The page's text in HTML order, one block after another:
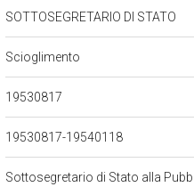
SOTTOSEGRETARIO DI STATO
Scioglimento
19530817
19530817-19540118
Sottosegretario di Stato alla